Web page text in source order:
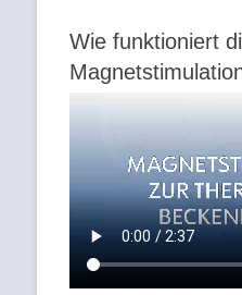
Wie funktioniert